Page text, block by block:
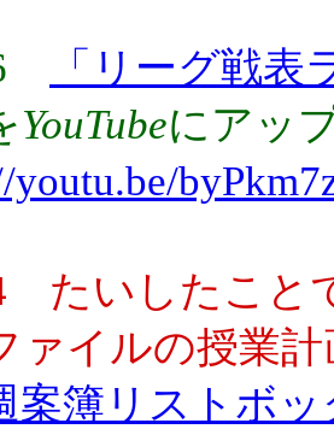
「リーグ戦表
YouTubeにアッ
youtu.be/
たいしたこと
ァイルの授業
案簿リストボ